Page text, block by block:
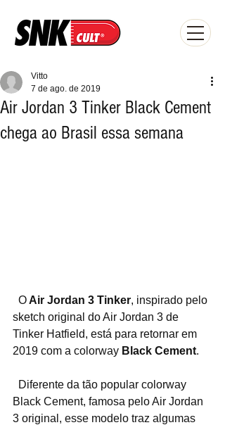
Air Jordan 3 Tinker Black Cement
chega ao Brasil essa semana
Vitto
7 de ago. de 2019
  O
Air Jordan 3 Tinker, inspirado pelo
sketch original do Air Jordan 3 de
Tinker Hatfield, está para retornar em
2019 com a colorway Black Cement.
Black Cement, famosa pelo Air Jordan
3 original, esse modelo traz algumas